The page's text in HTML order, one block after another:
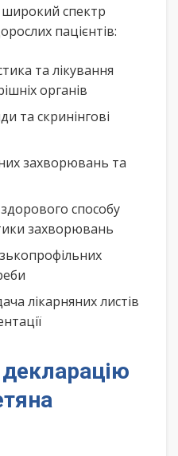
спектр
пацієнтів:
та лікування
органів
та скринінгові
захворювань та
способу
захворювань
лікарняних листів